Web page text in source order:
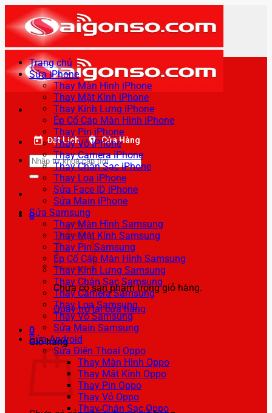
qua
nội
dung
Đặt Lịch Cửa Hàng
Tìm
kiếm:
0
Chưa có sản phẩm trong giỏ hàng.
Quay trở lại cửa hàng
0
Giỏ hàng
Trang chủ
Sửa iPhone
Thay Màn Hình iPhone
Thay Mặt Kính iPhone
Thay Kính Lưng iPhone
Ép Cổ Cáp Màn Hình iPhone
Thay Pin iPhone
Thay Vỏ iPhone
Thay Camera iPhone
Thay Chân Sạc iPhone
Thay Loa iPhone
Sửa Face ID iPhone
Sửa Main iPhone
Sửa Samsung
Thay Màn Hình Samsung
Thay Mặt Kính Samsung
Thay Pin Samsung
Ép Cổ Cáp Màn Hình Samsung
Thay Kính Lưng Samsung
Thay Chân Sạc Samsung
Thay Camera Samsung
Thay Loa Samsung
Thay Vỏ Samsung
Sửa Main Samsung
Sửa Android
Sửa Điện Thoại Oppo
Thay Màn Hình Oppo
Thay Mặt Kính Oppo
Thay Pin Oppo
Thay Vỏ Oppo
Thay Chân Sạc Oppo